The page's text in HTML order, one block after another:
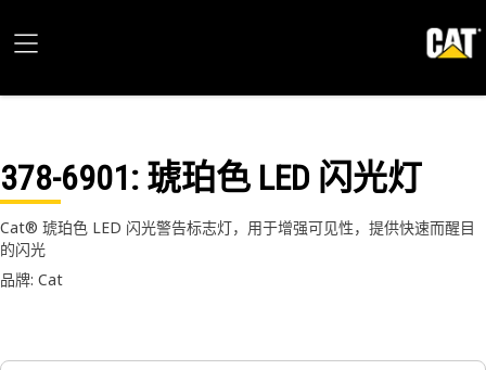
378-6901: 琥珀色 LED 闪光灯
Cat® 琥珀色 LED 闪光警告标志灯，用于增强可见性，提供快速而醒目
的闪光
品牌: Cat